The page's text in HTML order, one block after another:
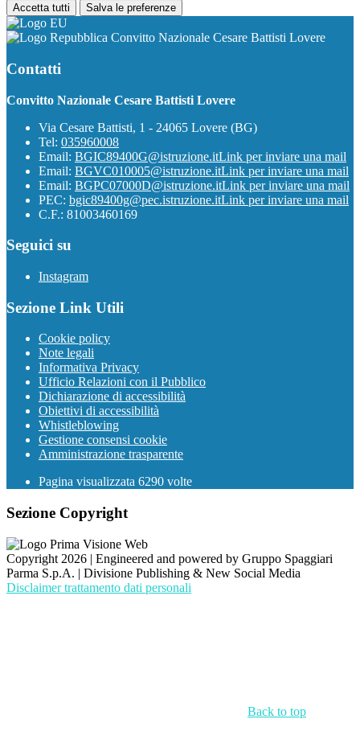
Accetta tutti Salva le preferenze
Convitto Nazionale Cesare Battisti Lovere
Contatti
Convitto Nazionale Cesare Battisti Lovere
Via Cesare Battisti, 1 - 24065 Lovere (BG)
Tel: 035960008
Email: BGIC89400G@istruzione.itLink per inviare una mail
Email: BGVC010005@istruzione.itLink per inviare una mail
Email: BGPC07000D@istruzione.itLink per inviare una mail
PEC: bgic89400g@pec.istruzione.itLink per inviare una mail
C.F.: 81003460169
Seguici su
Instagram
Sezione Link Utili
Cookie policy
Note legali
Informativa Privacy
Ufficio Relazioni con il Pubblico
Dichiarazione di accessibilità
Obiettivi di accessibilità
Whistleblowing
Gestione consensi cookie
Amministrazione trasparente
Pagina visualizzata 6290 volte
Sezione Copyright
Copyright 2026 | Engineered and powered by Gruppo Spaggiari
Parma S.p.A. | Divisione Publishing & New Social Media
Disclaimer trattamento dati personali
Back to top